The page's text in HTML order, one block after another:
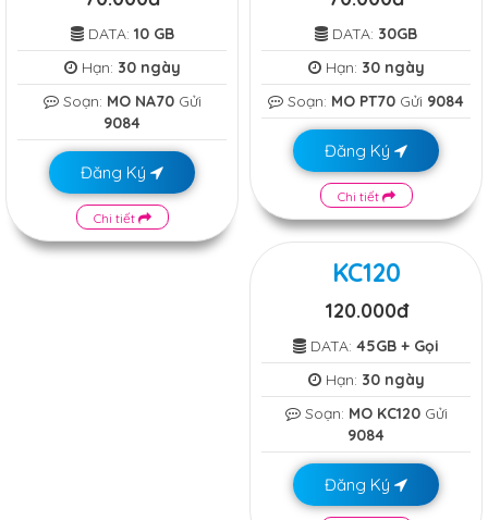
DATA: 10 GB
Hạn: 30 ngày
Soạn: MO NA70Gửi
9084
Đăng Ký
Chi tiết
DATA: 30GB
Hạn: 30 ngày
Soạn: MO PT70 Gửi 9084
Đăng Ký
Chi tiết
KC120
120.000đ
DATA: 45GB + Gọi
Hạn: 30 ngày
Soạn: MO KC120Gửi
9084
Đăng Ký